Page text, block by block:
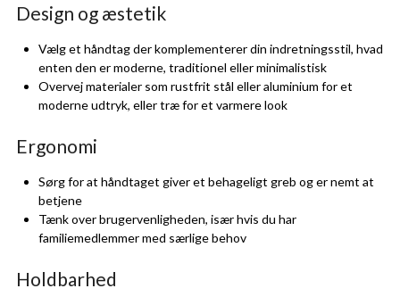
Design og æstetik
Vælg et håndtag der komplementerer din indretningsstil, hvad
enten den er moderne, traditionel eller minimalistisk
Overvej materialer som rustfrit stål eller aluminium for et
moderne udtryk, eller træ for et varmere look
Ergonomi
Sørg for at håndtaget giver et behageligt greb og er nemt at
betjene
Tænk over brugervenligheden, især hvis du har
familiemedlemmer med særlige behov
Holdbarhed